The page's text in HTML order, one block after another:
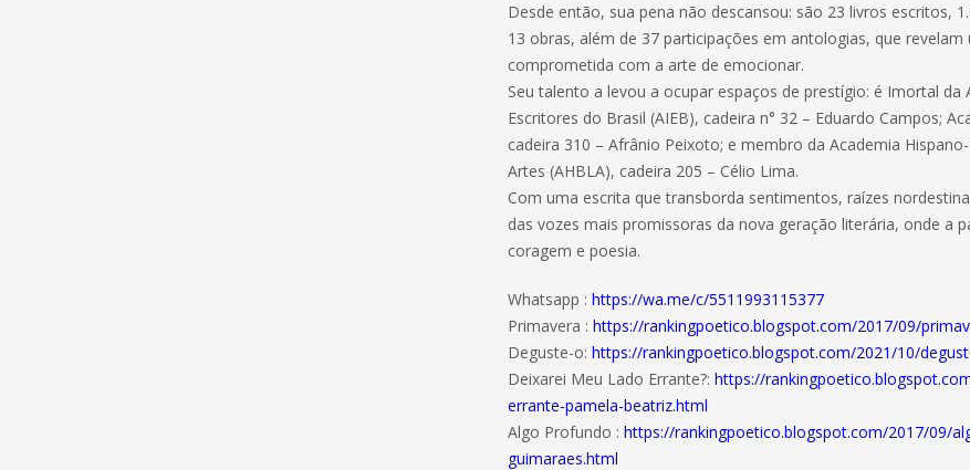
Desde então, sua pena não descansou: são 23 livros escritos,
13 obras, além de 37 participações em antologias, que
comprometida com a arte de emocionar.
Seu talento a levou a ocupar espaços de prestígio: é Imortal da
Escritores do Brasil (AIEB), cadeira n° 32 – Eduardo Campos;
cadeira 310 – Afrânio Peixoto; e membro da Academia
Artes (AHBLA), cadeira 205 – Célio Lima.
Com uma escrita que transborda sentimentos, raízes
das vozes mais promissoras da nova geração literária, onde a
coragem e poesia.
Whatsapp :https://wa.me/c/5511993115377
Primavera :https://rankingpoetico.blogspot.com/2017/09/
Deguste-o:https://rankingpoetico.blogspot.com/2021/10/
Deixarei Meu Lado Errante?:https://
errante-pamela-beatriz.html
Algo Profundo :https://rankingpoetico.blogspot.com/2017/09/
guimaraes.html